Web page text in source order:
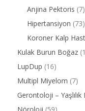
Anjina Pektoris (7)
Hipertansiyon (73)
Koroner Kalp
Kulak Burun Boğaz
LupDup (16)
Multipl Miyelom (7)
Gerontoloji – Yaşlılık